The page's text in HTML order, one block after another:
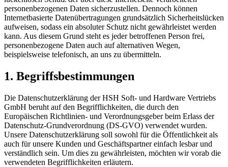
personenbezogenen Daten sicherzustellen. Dennoch können
Internetbasierte Datenübertragungen grundsätzlich Sicherheitslücken
aufweisen, sodass ein absoluter Schutz nicht gewährleistet werden
kann. Aus diesem Grund steht es jeder betroffenen Person frei,
personenbezogene Daten auch auf alternativen Wegen,
beispielsweise telefonisch, an uns zu übermitteln.
1. Begriffsbestimmungen
Die Datenschutzerklärung der HSH Soft- und Hardware Vertriebs
GmbH beruht auf den Begrifflichkeiten, die durch den
Europäischen Richtlinien- und Verordnungsgeber beim Erlass der
Datenschutz-Grundverordnung (DS-GVO) verwendet wurden.
Unsere Datenschutzerklärung soll sowohl für die Öffentlichkeit als
auch für unsere Kunden und Geschäftspartner einfach lesbar und
verständlich sein. Um dies zu gewährleisten, möchten wir vorab die
verwendeten Begrifflichkeiten erläutern.